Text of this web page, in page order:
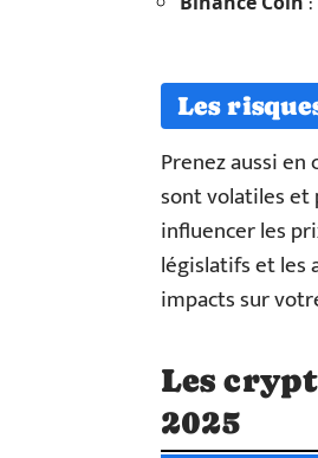
Les
Prenez aussi
sont volatiles et
influencer les
législatifs et les
impacts sur
Les
2025